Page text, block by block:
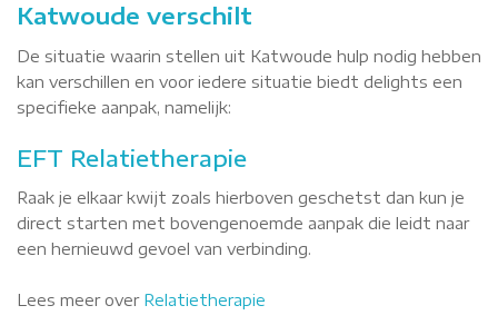
Katwoude verschilt
De situatie waarin stellen uit Katwoude hulp nodig hebben
kan verschillen en voor iedere situatie biedt delights een
specifieke aanpak, namelijk:
EFT Relatietherapie
Raak je elkaar kwijt zoals hierboven geschetst dan kun je
direct starten met bovengenoemde aanpak die leidt naar
een hernieuwd gevoel van verbinding.
Lees meer over Relatietherapie